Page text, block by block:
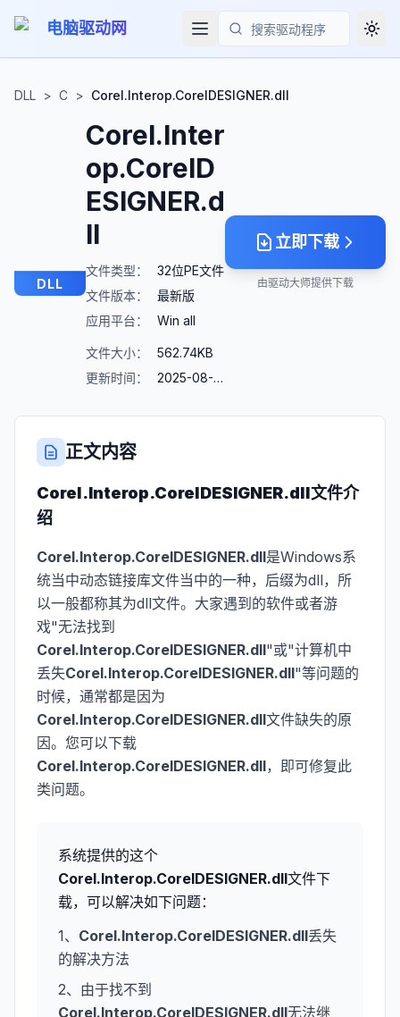
电脑驱动网
搜索
DLL > C > Corel.Interop.CorelDESIGNER.dll
DLL
Corel.Inter
op.CorelD
ESIGNER.d
ll
文件类型：
32位PE文件
文件版本：
最新版
应用平台：
Win all
文件大小：
562.74KB
更新时间：
2025-08-23
立即下载
由驱动大师提供下载
正文内容
Corel.Interop.CorelDESIGNER.dll文件介
绍
Corel.Interop.CorelDESIGNER.dll是Windows系
统当中动态链接库文件当中的一种，后缀为dll，所
以一般都称其为dll文件。大家遇到的软件或者游
戏"无法找到
Corel.Interop.CorelDESIGNER.dll"或"计算机中
丢失Corel.Interop.CorelDESIGNER.dll"等问题的
时候，通常都是因为
Corel.Interop.CorelDESIGNER.dll文件缺失的原
因。您可以下载
Corel.Interop.CorelDESIGNER.dll，即可修复此
类问题。
系统提供的这个
Corel.Interop.CorelDESIGNER.dll文件下
载，可以解决如下问题：
1、 Corel.Interop.CorelDESIGNER.dll丢失
的解决方法
2、由于找不到
Corel.Interop.CorelDESIGNER.dll无法继